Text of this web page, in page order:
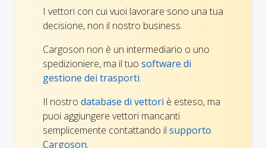
I vettori con cui vuoi lavorare sono una tua
decisione, non il nostro business.
Cargoson non è un intermediario o uno
spedizioniere, ma il tuo software di
gestione dei trasporti.
Il nostro database di vettori è esteso, ma
puoi aggiungere vettori mancanti
semplicemente contattando il supporto
Cargoson.